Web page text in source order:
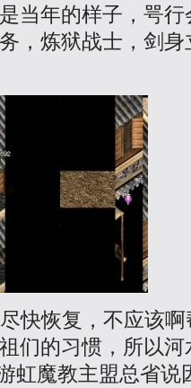
年的样子，咢行
，炼狱战士，剑
快恢复，不应该啊
们的习惯，所以
虹魔教主盟总省